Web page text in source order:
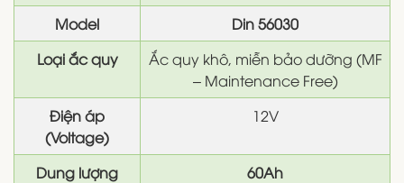
Model
Din 56030
Loại ắc quy
Ắc quy khô, miễn bảo dưỡng (MF
– Maintenance Free)
Điện áp
(Voltage)
12V
Dung lượng
60Ah